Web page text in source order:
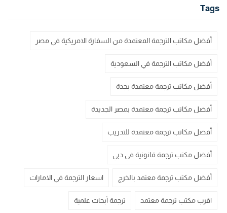
Tags
أفضل مكاتب الترجمة المعتمدة من السفارة الامريكية في مصر
أفضل مكاتب الترجمة في السعودية
أفضل مكاتب ترجمة معتمدة بجدة
أفضل مكاتب ترجمة معتمدة بمصر الجديدة
أفضل مكاتب ترجمة معتمدة للتدريب
أفضل مكتب ترجمة قانونية في دبي
أفضل مكتب ترجمة معتمد بالخرج اسعار الترجمة في الامارات
اقرب مكتب ترجمة معتمد ترجمة أبحاث علمية